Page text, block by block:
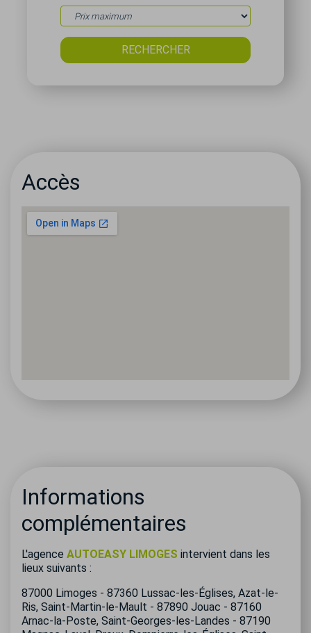
Accès
Informations
complémentaires
L'agence AUTOEASY LIMOGES intervient dans les
lieux suivants :
87000 Limoges - 87360 Lussac-les-Églises, Azat-le-
Ris, Saint-Martin-le-Mault - 87890 Jouac - 87160
Arnac-la-Poste, Saint-Georges-les-Landes - 87190